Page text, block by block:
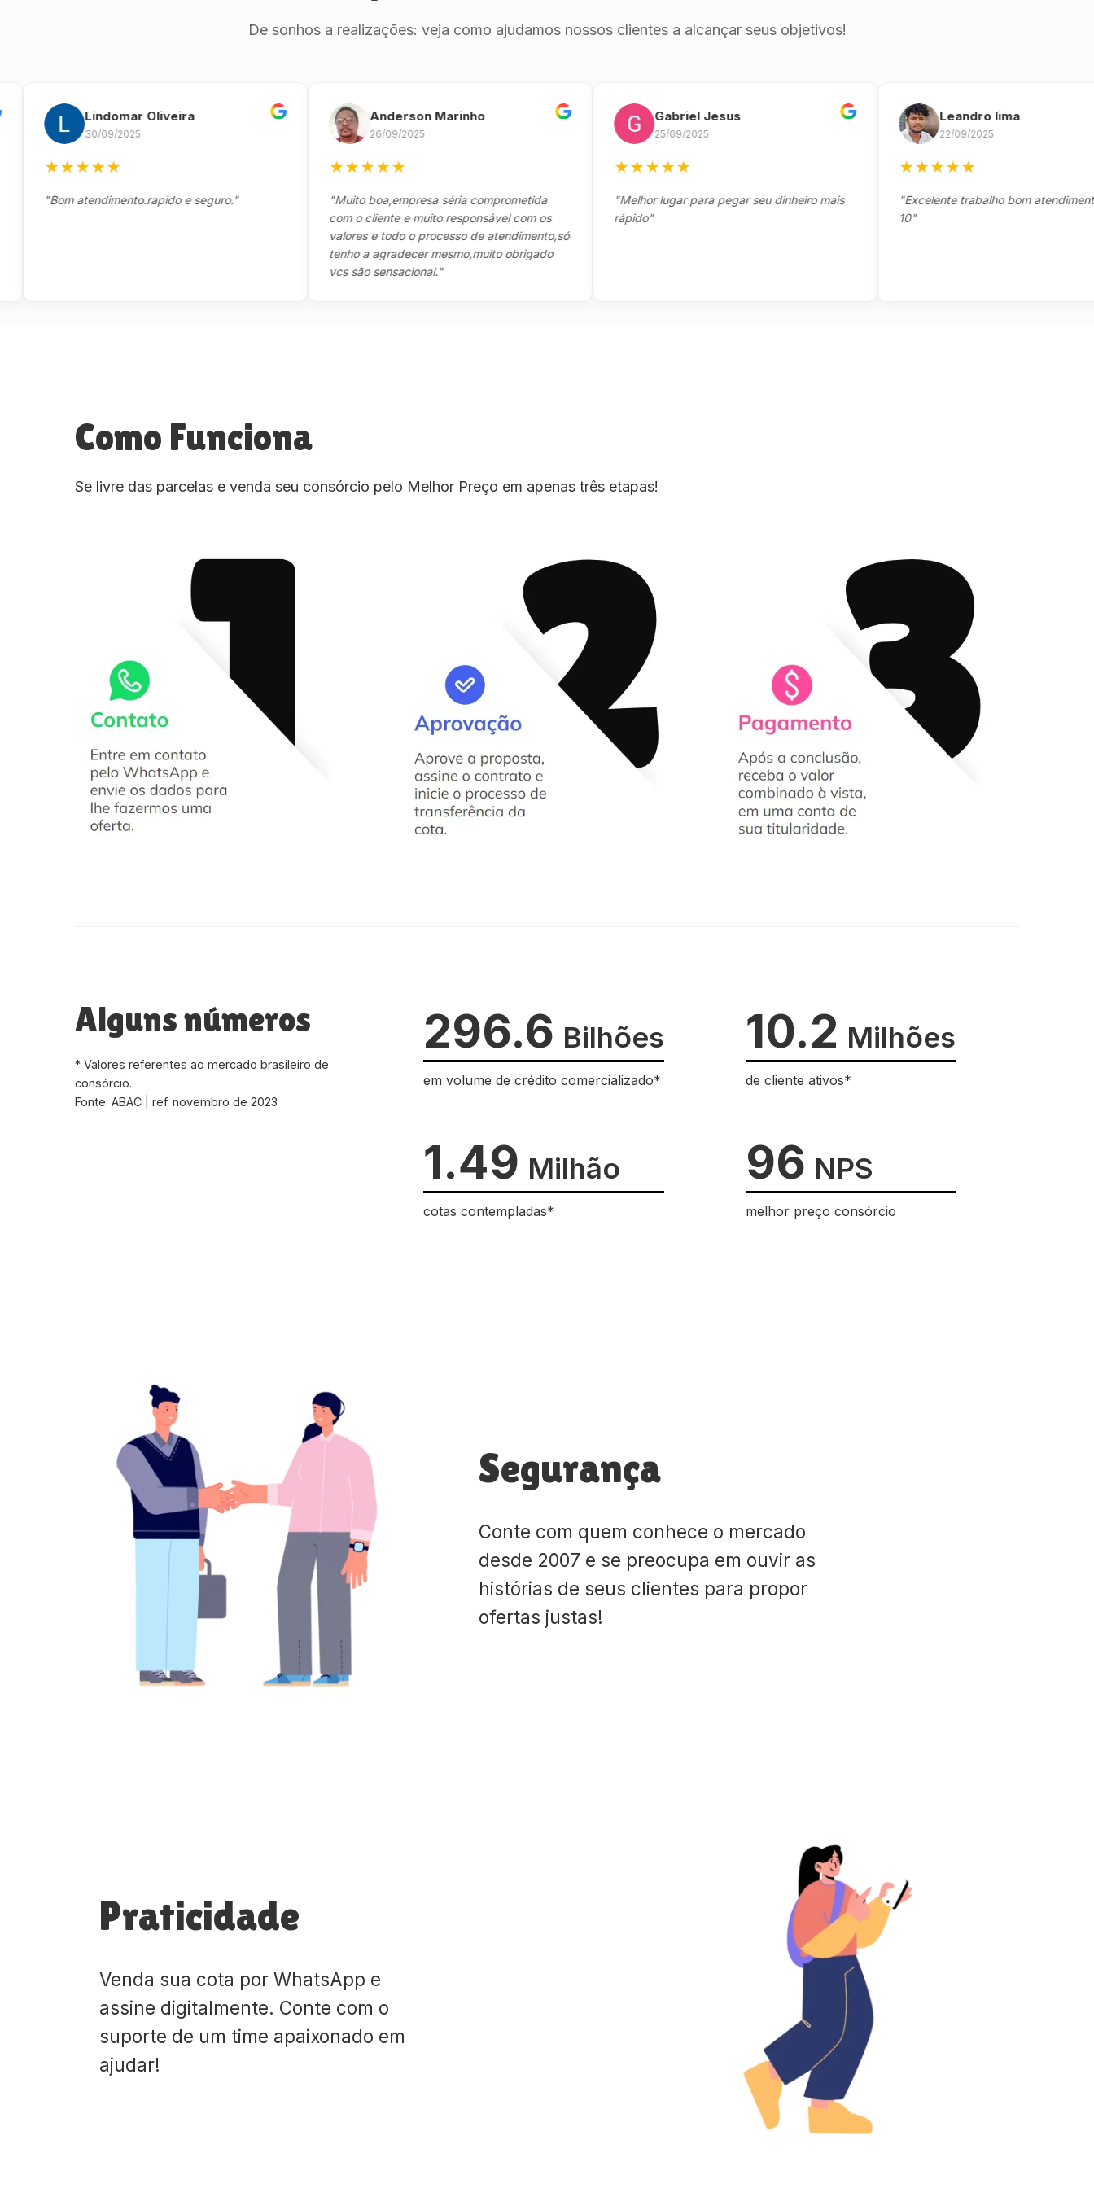
De sonhos a realizações: veja como ajudamos nossos clientes a alcançar seus objetivos!
Lindomar Oliveira
30/09/2025
★★★
"Bom atendimento.rapido e seguro."
Anderson Marinho
26/09/2025
★★★
"Muito boa,empresa séria comprometida
com o cliente e muito responsável com os
valores e todo o processo de atendimento,só
tenho a agradecer mesmo,muito obrigado
vcs são sensacional."
Gabriel Jesus
25/09/2025
★★★
"Melhor lugar para pegar seu dinheiro mais
rápido"
Leandro lima
22/09/2025
★★★
"Excelente trabalho bom atendimento
Como Funciona
Se livre das parcelas e venda seu consórcio pelo Melhor Preço em apenas três etapas!
Alguns números
* Valores referentes ao mercado brasileiro de
consórcio.
Fonte: ABAC | ref. novembro de 2023
296.6 Bilhões
em volume de crédito comercializado*
10.2 Milhões
de cliente ativos*
1.49 Milhão
cotas contempladas*
96 NPS
melhor preço consórcio
Segurança
Conte com quem conhece o mercado
desde 2007 e se preocupa em ouvir as
histórias de seus clientes para propor
ofertas justas!
Praticidade
Venda sua cota por WhatsApp e
assine digitalmente. Conte com o
suporte de um time apaixonado em
ajudar!